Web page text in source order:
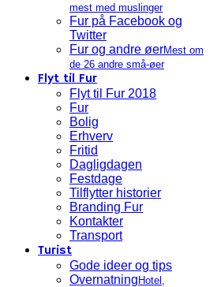
mest med muslinger
Fur på Facebook og
Twitter
Fur og andre øerMest om
de 26 andre små-øer
Flyt til Fur
Flyt til Fur 2018
Fur
Bolig
Erhverv
Fritid
Dagligdagen
Festdage
Tilflytter historier
Branding Fur
Kontakter
Transport
Turist
Gode ideer og tips
Overnatning Hotel,